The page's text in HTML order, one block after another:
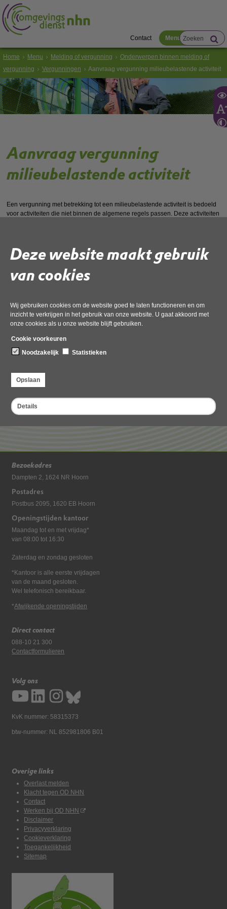
Deze website maakt gebruik
van cookies
Wij gebruiken cookies om de website goed te laten functioneren en om
inzicht te verkrijgen in het gebruik van onze website. U gaat akkoord met
onze cookies als u onze website blijft gebruiken.
Cookie voorkeuren
Noodzakelijk
Statistieken
Opslaan
Details
Contact Menu
Home Menu Melding of vergunning
Onderwerpen binnen melding of
vergunning
Vergunningen Aanvraag vergunning milieubelastende activiteit
Aanvraag vergunning
milieubelastende activiteit
Een vergunning met betrekking tot een milieubelastende activiteit is bedoeld
voor activiteiten die niet binnen de algemene regels passen. Deze activiteiten
Voorbereiding
Omgevingsoverleg
Bezoekadres
Dampten 2, 1624 NR Hoorn
Postadres
Postbus 2095, 1620 EB Hoorn
Openingstijden kantoor
Maandag tot en met vrijdag*
van 08:00 tot 16:30
Zaterdag en zondag gesloten
*Kantoor is alle eerste vrijdagen
van de maand gesloten.
Wel telefonisch bereikbaar.
*Afwijkende openingstijden
Direct contact
088-10 21 300
Contactformulieren
Volg ons
KvK nummer: 58315373
btw-nummer: NL 852981806 B01
Overige links
Overlast melden
Klacht tegen OD NHN
Contact
Werken bij OD NHN
Disclaimer
Privacyverklaring
Cookieverklaring
Toegankelijkheid
Sitemap